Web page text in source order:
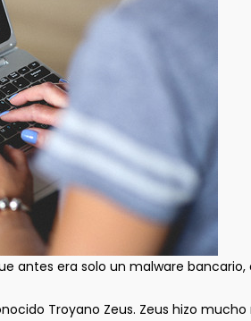
antes era solo un malware
Troyano Zeus. Zeus hizo